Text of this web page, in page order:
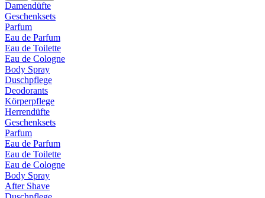
Damendüfte
Geschenksets
Parfum
Eau de Parfum
Eau de Toilette
Eau de Cologne
Body Spray
Duschpflege
Deodorants
Körperpflege
Herrendüfte
Geschenksets
Parfum
Eau de Parfum
Eau de Toilette
Eau de Cologne
Body Spray
After Shave